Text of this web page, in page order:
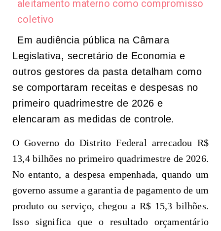
aleitamento materno como compromisso
coletivo
Em audiência pública na Câmara
Legislativa, secretário de Economia e
outros gestores da pasta detalham como
se comportaram receitas e despesas no
primeiro quadrimestre de 2026 e
elencaram as medidas de controle.
O Governo do Distrito Federal arrecadou R$
13,4 bilhões no primeiro quadrimestre de 2026.
No entanto, a despesa empenhada, quando um
governo assume a garantia de pagamento de um
produto ou serviço, chegou a R$ 15,3 bilhões.
Isso significa que o resultado orçamentário